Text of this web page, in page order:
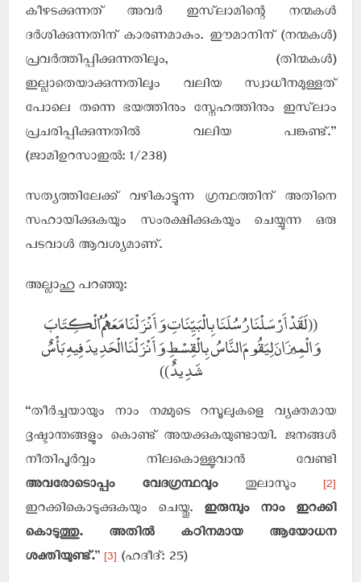
കീഴടക്കുന്നത് അവര്‍ ഇസ്‌ലാമിന്റെ നന്മകള്‍
ദര്‍ശിക്കുന്നതിന് കാരണമാകും. ഈമാനിന് (നന്മകള്‍)
പ്രവര്‍ത്തിപ്പിക്കുന്നതിലും, (തിന്മകള്‍)
ഇല്ലാതെയാക്കുന്നതിലും വലിയ സ്വാധീനമുള്ളത്
പോലെ തന്നെ ഭയത്തിനും സ്നേഹത്തിനും ഇസ്‌ലാം
പ്രചരിപ്പിക്കുന്നതില്‍ വലിയ പങ്കുണ്ട്.”
(ജാമിഉറസാഇല്‍: 1/238)
സത്യത്തിലേക്ക് വഴികാട്ടുന്ന ഗ്രന്ഥത്തിന് അതിനെ
സഹായിക്കുകയും സംരക്ഷിക്കുകയും ചെയ്യുന്ന ഒരു
പടവാള്‍ ആവശ്യമാണ്.
അല്ലാഹു പറഞ്ഞു:
(( لَقَدْ أَرْسَلْنَا رُسُلَنَا بِالْبَيِّنَاتِ وَأَنْزَلْنَا مَعَهُمُ الْكِتَابَ
وَالْمِيزَانَ لِيَقُومَ النَّاسُ بِالْقِسْطِ وَأَنْزَلْنَا الْحَدِيدَ فِيهِ بَأْسٌ
شَدِيدٌ ))
“തീര്‍ച്ചയായും നാം നമ്മുടെ റസൂലുകളെ വ്യക്തമായ
ദൃഷ്ടാന്തങ്ങളും കൊണ്ട് അയക്കുകയുണ്ടായി. ജനങ്ങള്‍
നീതിപൂര്‍വ്വം നിലകൊള്ളുവാന്‍ വേണ്ടി
അവരോടൊപ്പം വേദഗ്രന്ഥവുംതുലാസും [2]
ഇറക്കികൊടുക്കുകയും ചെയ്തു. ഇരുമ്പും നാം ഇറക്കി
കൊടുത്തു. അതില്‍ കഠിനമായ ആയോധന
ശക്തിയുണ്ട്.” [3] (ഹദീദ്: 25)